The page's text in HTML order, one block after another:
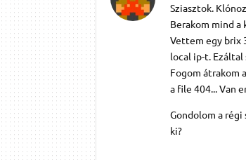
Sziasztok.
Berakom mind
Vettem egy brix
local ip-t.
Fogom átrakom
a file 404... Van
Gondolom a
ki?